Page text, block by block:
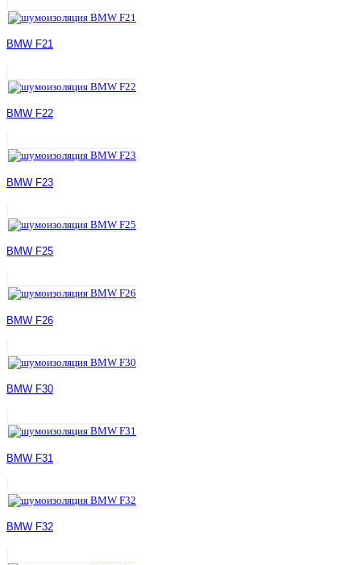
BMW F21
BMW F22
BMW F23
BMW F25
BMW F26
BMW F30
BMW F31
BMW F32